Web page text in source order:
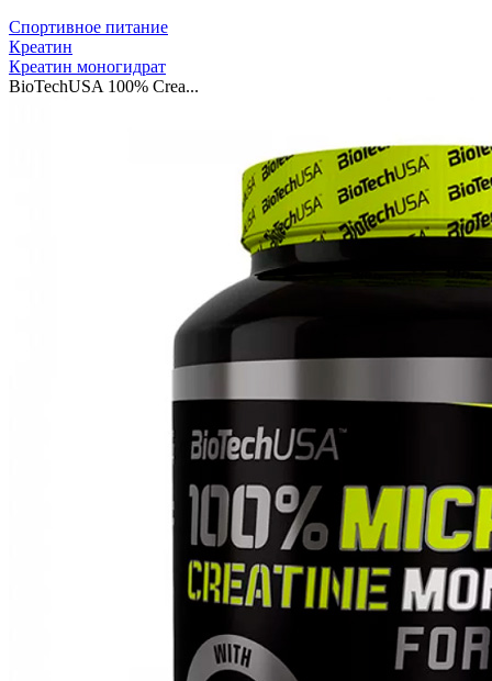
Спортивное питание
Креатин
Креатин моногидрат
BioTechUSA 100% Crea...